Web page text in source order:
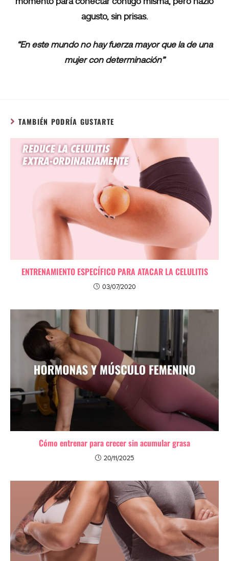
agusto, sin prisas.
“En este mundo no hay fuerza mayor que la de una
mujer con determinación”
TAMBIÉN PODRÍA GUSTARTE
ENTRENAMIENTO ESPECÍFICO PARA ATACAR LA CELULITIS
03/07/2020
Cómo entrenar para crecer sin acumular grasa
20/11/2025